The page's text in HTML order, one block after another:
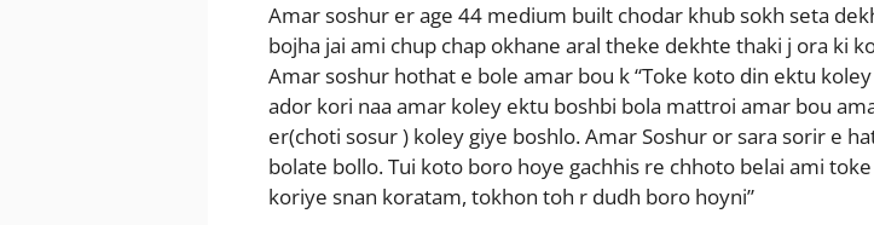
Amar soshur er age 44 medium built chodar khub sokh seta
bojha jai ami chup chap okhane aral theke dekhte thaki j ora ki
Amar soshur hothat e bole amar bou k “Toke koto din ektu
ador kori naa amar koley ektu boshbi bola mattroi amar bou
er(choti sosur ) koley giye boshlo. Amar Soshur or sara sorir e
bolate bollo. Tui koto boro hoye gachhis re chhoto belai ami
koriye snan koratam, tokhon toh r dudh boro hoyni”